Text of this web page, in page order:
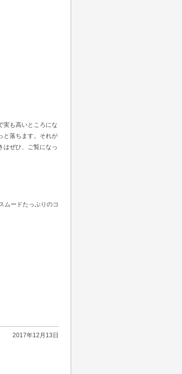
実も高いところにな
と落ちます。それが
はぜひ、ご覧になっ
ムードたっぷりのコ
2017年12月13日